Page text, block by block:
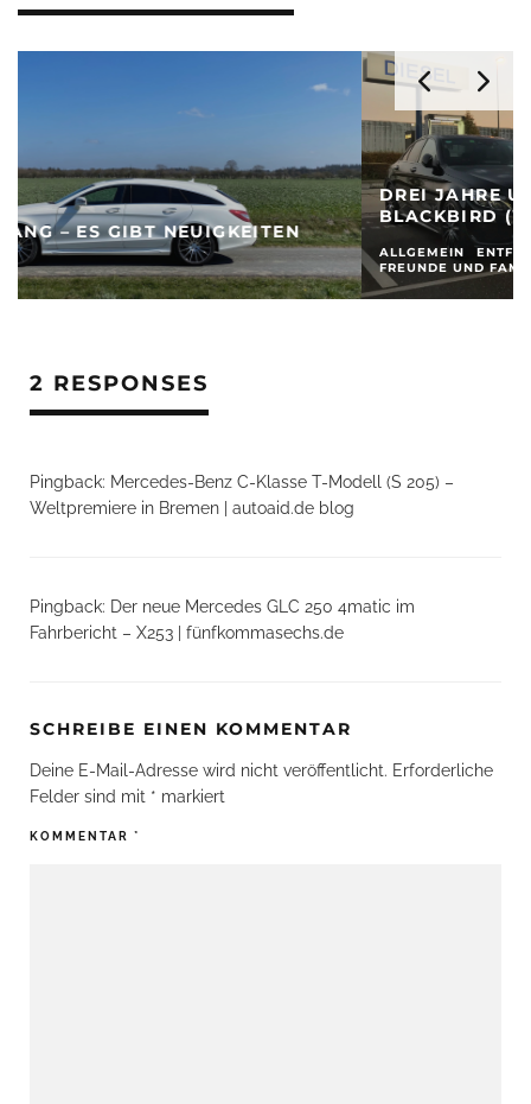
DREI JAHRE UND 77.777 KM MIT DEM
BLACKBIRD (W205)
ALLGEMEIN
ENTFERNTE VERWANDTSCHAFT
FREUNDE UND FAMILIE
2 RESPONSES
Pingback: Mercedes-Benz C-Klasse T-Modell (S 205) –
Weltpremiere in Bremen | autoaid.de blog
Pingback: Der neue Mercedes GLC 250 4matic im
Fahrbericht – X253 | fünfkommasechs.de
SCHREIBE EINEN KOMMENTAR
Deine E-Mail-Adresse wird nicht veröffentlicht. Erforderliche
Felder sind mit * markiert
KOMMENTAR *